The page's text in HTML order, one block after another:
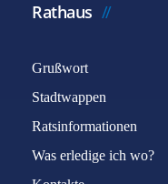
Rathaus
Grußwort
Stadtwappen
Ratsinformationen
Was erledige ich wo?